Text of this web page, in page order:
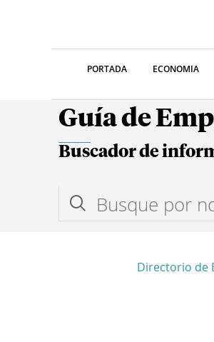
PORTADA ECONOMIA
Guía de
Buscador de
Directorio de